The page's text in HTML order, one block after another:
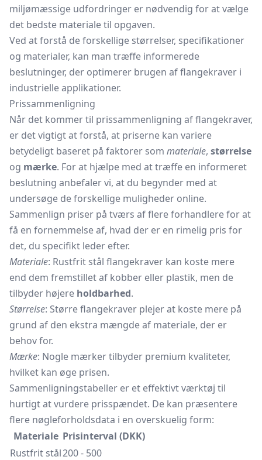
miljømæssige udfordringer er nødvendig for at vælge
det bedste materiale til opgaven.
Ved at forstå de forskellige størrelser, specifikationer
og materialer, kan man træffe informerede
beslutninger, der optimerer brugen af flangekraver i
industrielle applikationer.
Prissammenligning
Når det kommer til prissammenligning af flangekraver,
er det vigtigt at forstå, at priserne kan variere
betydeligt baseret på faktorer som materiale, størrelse
og mærke. For at hjælpe med at træffe en informeret
beslutning anbefaler vi, at du begynder med at
undersøge de forskellige muligheder online.
Sammenlign priser på tværs af flere forhandlere for at
få en fornemmelse af, hvad der er en rimelig pris for
det, du specifikt leder efter.
Materiale: Rustfrit stål flangekraver kan koste mere
end dem fremstillet af kobber eller plastik, men de
tilbyder højere holdbarhed.
Størrelse: Større flangekraver plejer at koste mere på
grund af den ekstra mængde af materiale, der er
behov for.
Mærke: Nogle mærker tilbyder premium kvaliteter,
hvilket kan øge prisen.
Sammenligningstabeller er et effektivt værktøj til
hurtigt at vurdere prisspændet. De kan præsentere
flere nøgleforholdsdata i en overskuelig form:
Materiale Prisinterval (DKK)
Rustfrit stål200 - 500